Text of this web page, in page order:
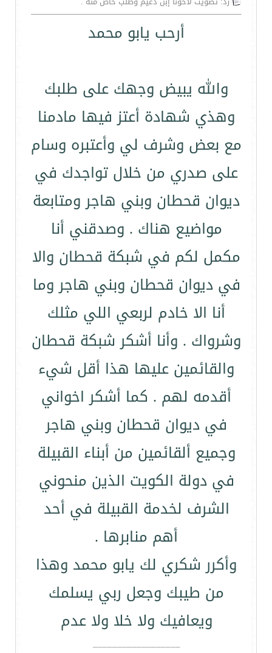
أرحب يابو محمد
والله يبيض وجهك على طلبك
وهذي شهادة أعتز فيها مادمنا
مع بعض وشرف لي وأعتبره وسام
على صدري من خلال تواجدك في
ديوان قحطان وبني هاجر ومتابعة
مواضيع هناك . وصدقني أنا
مكمل لكم في شبكة قحطان والا
في ديوان قحطان وبني هاجر وما
أنا الا خادم لربعي اللي مثلك
وشرواك . وأنا أشكر شبكة قحطان
والقائمين عليها هذا أقل شيء
أقدمه لهم . كما أشكر اخواني
في ديوان قحطان وبني هاجر
وجميع ألقائمين من أبناء القبيلة
في دولة الكويت الذين منحوني
الشرف لخدمة القبيلة في أحد
أهم منابرها .
وأكرر شكري لك يابو محمد وهذا
من طيبك وجعل ربي يسلمك
ويعافيك ولا خلا ولا عدم
__________________